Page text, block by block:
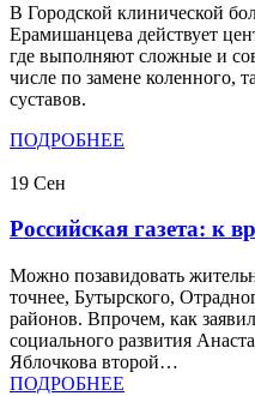
В Городской клинической
Ерамишанцева действует
где выполняют сложные и
числе по замене коленного,
суставов.
ПОДРОБНЕЕ
19 Сен
Российская газета: к
Можно позавидовать
точнее, Бутырского,
районов. Впрочем, как
социального развития
Яблочкова второй…
ПОДРОБНЕЕ